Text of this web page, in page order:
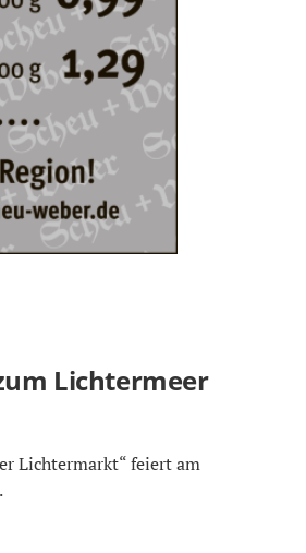
Lichtermeer
Lichtermarkt“ feiert am